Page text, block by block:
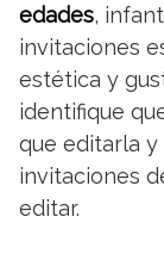
edades,
invitaciones
estética y
identifique
que editarla y
invitaciones
editar.